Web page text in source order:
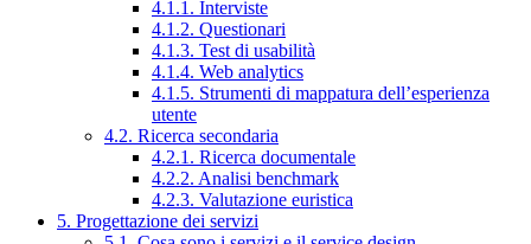
4.1.1. Interviste
4.1.2. Questionari
4.1.3. Test di usabilità
4.1.4. Web analytics
4.1.5. Strumenti di mappatura dell’esperienza
utente
4.2. Ricerca secondaria
4.2.1. Ricerca documentale
4.2.2. Analisi benchmark
4.2.3. Valutazione euristica
5. Progettazione dei servizi